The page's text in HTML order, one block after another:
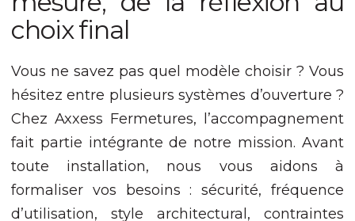
choix final
Vous ne savez pas quel modèle choisir ? Vous
hésitez entre plusieurs systèmes d’ouverture ?
Chez Axxess Fermetures, l’accompagnement
fait partie intégrante de notre mission. Avant
toute installation, nous vous aidons à
formaliser vos besoins : sécurité, fréquence
d’utilisation, style architectural, contraintes